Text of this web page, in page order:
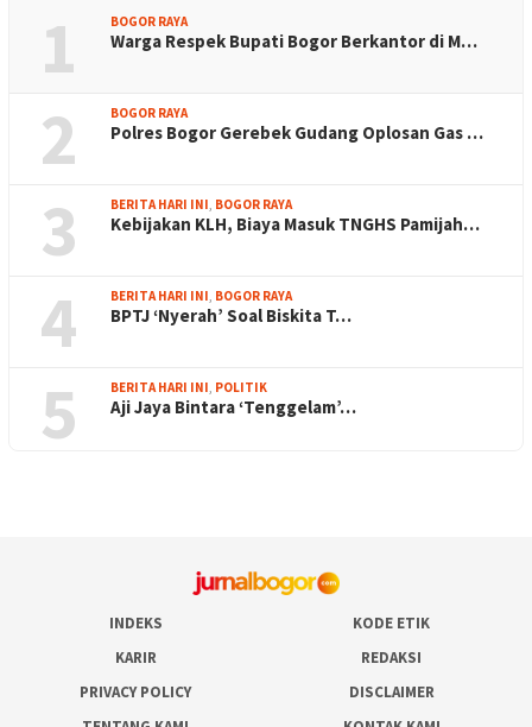
1 BOGOR RAYA
Warga Respek Bupati Bogor Berkantor di M…
2 BOGOR RAYA
Polres Bogor Gerebek Gudang Oplosan Gas …
3 BERITA HARI INI, BOGOR RAYA
Kebijakan KLH, Biaya Masuk TNGHS Pamijah…
4 BERITA HARI INI, BOGOR RAYA
BPTJ ‘Nyerah’ Soal Biskita T…
5 BERITA HARI INI, POLITIK
Aji Jaya Bintara ‘Tenggelam’…
INDEKS
KODE ETIK
KARIR
REDAKSI
PRIVACY POLICY
DISCLAIMER